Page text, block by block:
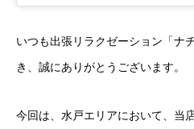
いつも出張リラクゼーション「ナ
き、誠にありがとうございます。
今回は、水戸エリアにおいて、当